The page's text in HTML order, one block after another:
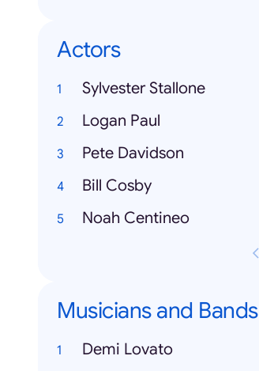
Actors
Sylvester Stallone
Logan Paul
Pete Davidson
Bill Cosby
Noah Centineo
Musicians and Bands
Demi Lovato